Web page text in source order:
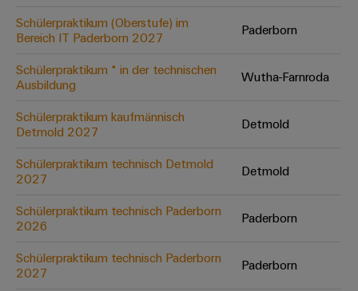
Schülerpraktikum (Oberstufe) im
Bereich IT Paderborn 2027
Paderborn
Schülerpraktikum * in der technischen
Ausbildung
Wutha-Farnroda
Schülerpraktikum kaufmännisch
Detmold 2027
Detmold
Schülerpraktikum technisch Detmold
2027
Detmold
Schülerpraktikum technisch Paderborn
2026
Paderborn
Schülerpraktikum technisch Paderborn
2027
Paderborn